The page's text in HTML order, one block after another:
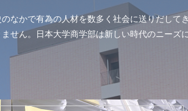
なかで有為の人材を数多く社会に送りだして
せん。日本大学商学部は新しい時代のニーズ